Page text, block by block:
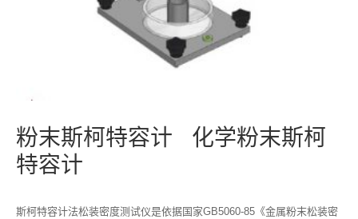
粉末斯柯特容计 化学粉末斯柯
特容计
斯柯特容计法松装密度测试仪是依据国家GB5060-85《金属粉末松装密